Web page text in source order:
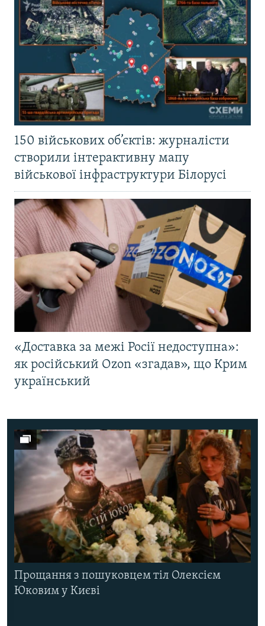
150 військових об’єктів: журналісти
створили інтерактивну мапу
військової інфраструктури Білорусі
«Доставка за межі Росії недоступна»:
як російський Ozon «згадав», що Крим
український
Прощання з пошуковцем тіл Олексієм
Юковим у Києві